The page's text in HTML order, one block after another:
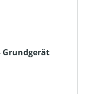
Grundgerät